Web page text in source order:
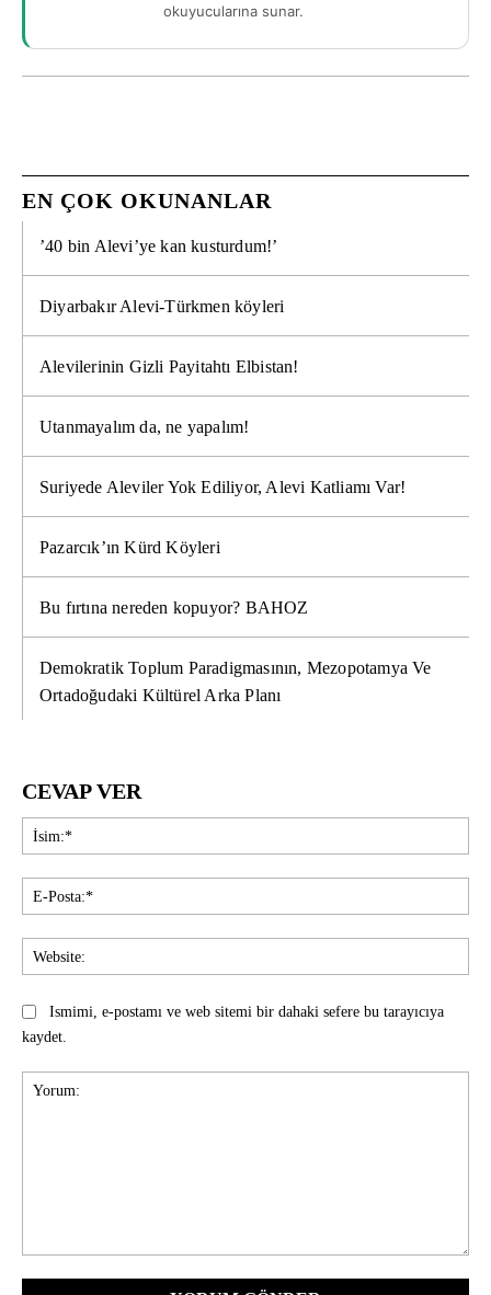
okuyucularına sunar.
EN ÇOK OKUNANLAR
’40 bin Alevi’ye kan kusturdum!’
Diyarbakır Alevi-Türkmen köyleri
Alevilerinin Gizli Payitahtı Elbistan!
Utanmayalım da, ne yapalım!
Suriyede Aleviler Yok Ediliyor, Alevi Katliamı Var!
Pazarcık’ın Kürd Köyleri
Bu fırtına nereden kopuyor? BAHOZ
Demokratik Toplum Paradigmasının, Mezopotamya Ve
Ortadoğudaki Kültürel Arka Planı
CEVAP VER
Ismimi, e-postamı ve web sitemi bir dahaki sefere bu tarayıcıya
kaydet.